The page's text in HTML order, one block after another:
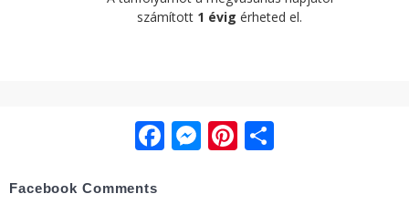
Facebook
Messenger
Pinterest
Ossza